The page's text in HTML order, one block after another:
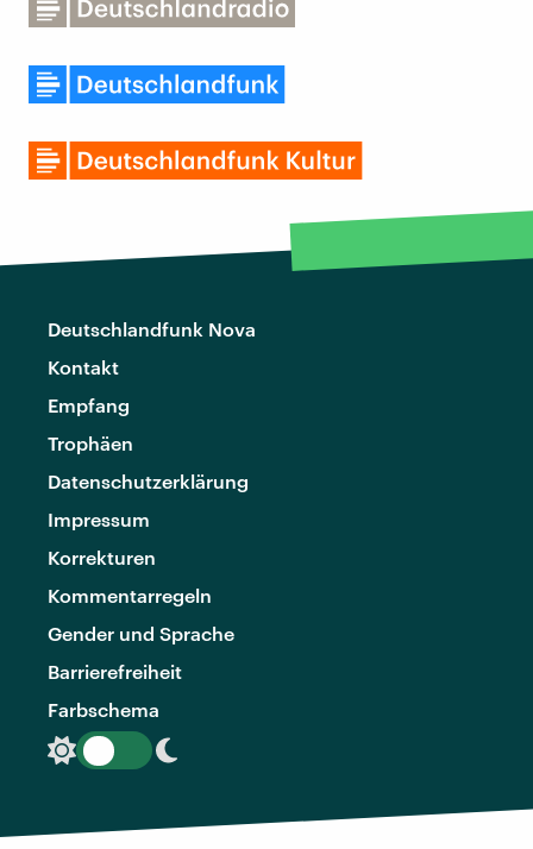
Deutschlandfunk Nova
Kontakt
Empfang
Trophäen
Datenschutzerklärung
Impressum
Korrekturen
Kommentarregeln
Gender und Sprache
Barrierefreiheit
Farbschema